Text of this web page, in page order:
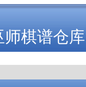
师棋谱仓库